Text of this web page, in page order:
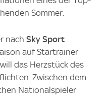
Sommer.
nach Sky Sport
auf Startrainer
das Herzstück des
Zwischen dem
Nationalspieler